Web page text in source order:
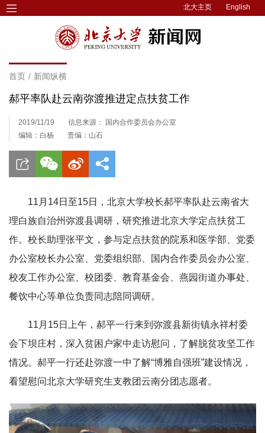
北大主页 English
首页 / 新闻纵横
郝平率队赴云南弥渡推进定点扶贫工作
2019/11/19
信息来源： 国内合作委员会办公室
编辑：白杨
责编：山石
11月14日至15日，北京大学校长郝平率队赴云南省大
理白族自治州弥渡县调研，研究推进北京大学定点扶贫工
作。校长助理张平文，参与定点扶贫的院系和医学部、党委
办公室校长办公室、党委组织部、国内合作委员会办公室、
校友工作办公室、校团委、教育基金会、燕园街道办事处、
餐饮中心等单位负责同志陪同调研。
11月15日上午，郝平一行来到弥渡县新街镇永祥村委
会下坝庄村，深入贫困户家中走访慰问，了解脱贫攻坚工作
情况。郝平一行还赴弥渡一中了解“博雅自强班”建设情况，
看望慰问北京大学研究生支教团云南分团志愿者。